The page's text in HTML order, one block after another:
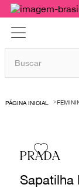
Buscar
PRADA
Sapatilha
1º
bolsas
chanel
gucci